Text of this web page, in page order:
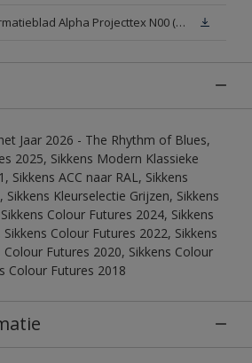
Veiligheidsinformatieblad Alpha Projecttex N00 (MSDS)
Jaar 2026 - The Rhythm of Blues,
2025, Sikkens Modern Klassieke
Sikkens ACC naar RAL, Sikkens
Sikkens Kleurselectie Grijzen, Sikkens
Colour Futures 2024, Sikkens
Colour Futures 2022, Sikkens
Futures 2020, Sikkens Colour
Colour Futures 2018